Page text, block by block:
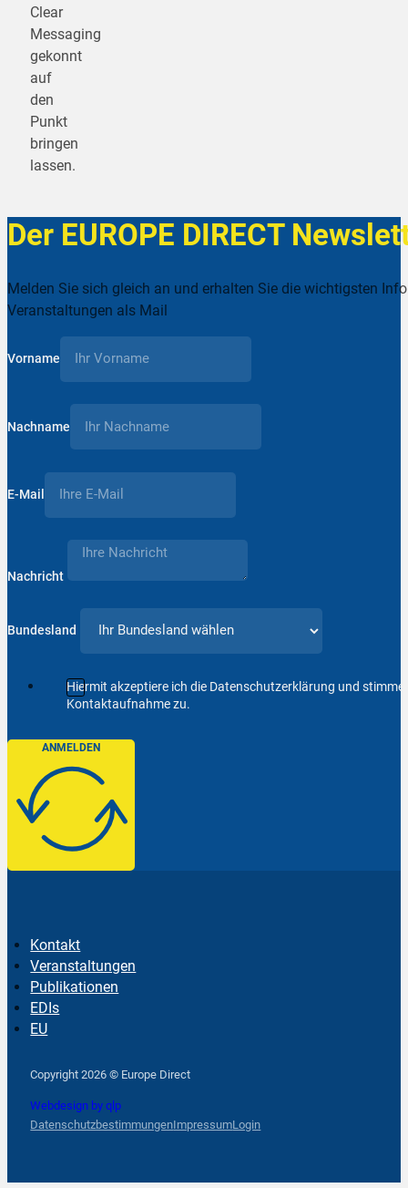
Clear
Messaging
gekonnt
auf
den
Punkt
bringen
lassen.
Der EUROPE DIRECT
Melden Sie sich gleich an und erhalten Sie die wichtigsten
Veranstaltungen als Mail
Vorname
Nachname
E-Mail
Nachricht
Bundesland
Hiermit akzeptiere ich die Datenschutzerklärung und
Kontaktaufnahme zu.
ANMELDEN
Kontakt
Veranstaltungen
Publikationen
EDIs
EU
Copyright 2026 © Europe Direct
Webdesign by qlp
DatenschutzbestimmungenImpressumLogin